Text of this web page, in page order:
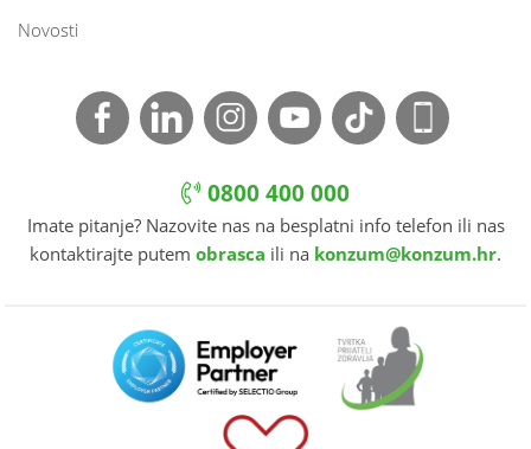
Novosti
0800 400 000
Imate pitanje? Nazovite nas na besplatni info telefon ili nas
kontaktirajte putem obrasca ili na konzum@konzum.hr.